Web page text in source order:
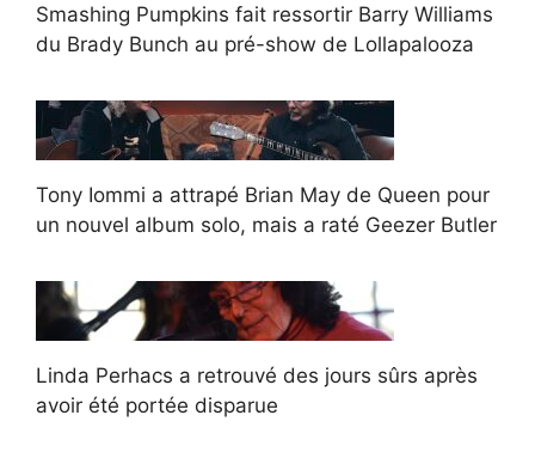
Smashing Pumpkins fait ressortir Barry Williams
du Brady Bunch au pré-show de Lollapalooza
Tony Iommi a attrapé Brian May de Queen pour
un nouvel album solo, mais a raté Geezer Butler
Linda Perhacs a retrouvé des jours sûrs après
avoir été portée disparue